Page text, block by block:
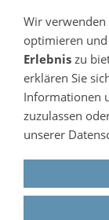
und Verkehr.
Wir verwenden
optimieren
Erlebnis zu
erklären Sie
Informationen
zuzulassen
unserer